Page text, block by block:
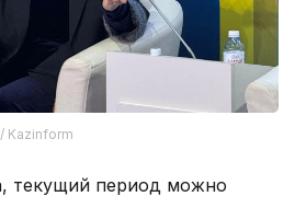
Kazinform
текущий период можно